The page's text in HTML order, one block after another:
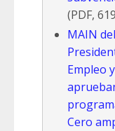
(PDF,
MAIN
Empleo
Cero